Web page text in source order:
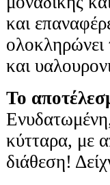
και
ολοκληρώνει
και
Το
κύτταρα, με
διάθεση!